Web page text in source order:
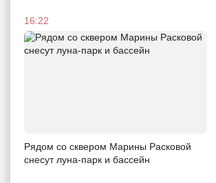
16:22
Рядом со сквером Марины Расковой
снесут луна-парк и бассейн